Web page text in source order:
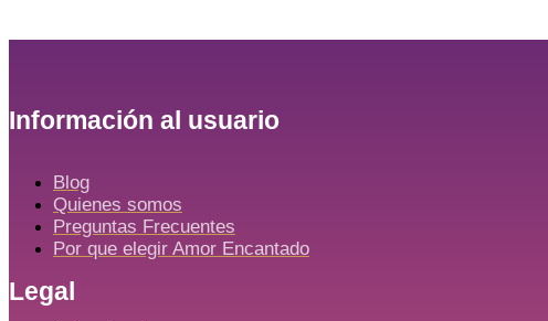
Información al usuario
Blog
Quienes somos
Preguntas Frecuentes
Por que elegir Amor Encantado
Legal